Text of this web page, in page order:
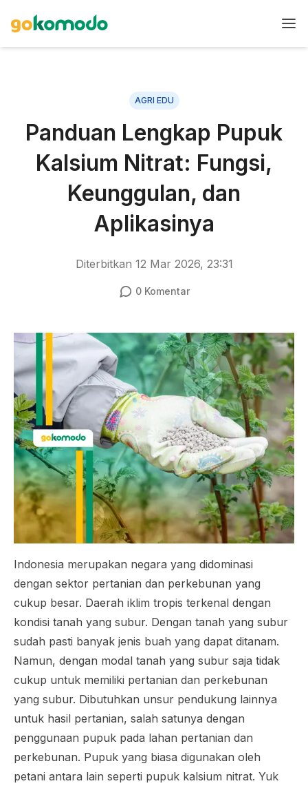
AGRI EDU
Panduan Lengkap Pupuk
Kalsium Nitrat: Fungsi,
Keunggulan, dan
Aplikasinya
Diterbitkan 12 Mar 2026, 23:31
0Komentar
Indonesia merupakan negara yang didominasi
dengan sektor pertanian dan perkebunan yang
cukup besar. Daerah iklim tropis terkenal dengan
kondisi tanah yang subur. Dengan tanah yang subur
sudah pasti banyak jenis buah yang dapat ditanam.
Namun, dengan modal tanah yang subur saja tidak
cukup untuk memiliki pertanian dan perkebunan
yang subur. Dibutuhkan unsur pendukung lainnya
untuk hasil pertanian, salah satunya dengan
penggunaan pupuk pada lahan pertanian dan
perkebunan. Pupuk yang biasa digunakan oleh
petani antara lain seperti pupuk kalsium nitrat. Yuk